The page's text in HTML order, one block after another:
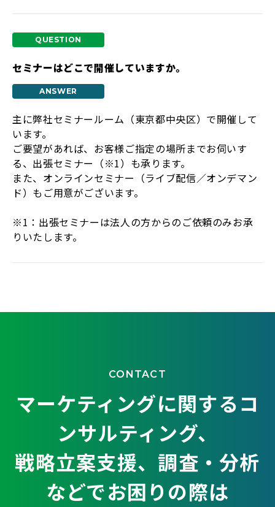
セミナーはどこで開催していますか。
主に弊社セミナールーム（東京都中央区）で開催して
います。
ご要望があれば、お客様ご指定の場所までお伺いす
る、出張セミナー（※1）も承ります。
また、オンラインセミナー（ライブ配信／オンデマン
ド）もご用意がございます。
※1：出張セミナーは法人の方からのご依頼のみお承
りいたします。
CONTACT
マーケティングに関するコ
ンサルティング、
戦略立案支援、調査・分析
などでお困りの際は